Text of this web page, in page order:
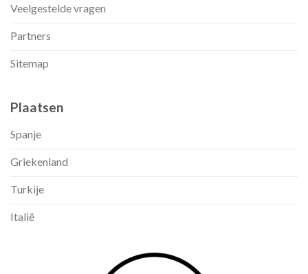
Veelgestelde vragen
Partners
Sitemap
Plaatsen
Spanje
Griekenland
Turkije
Italië